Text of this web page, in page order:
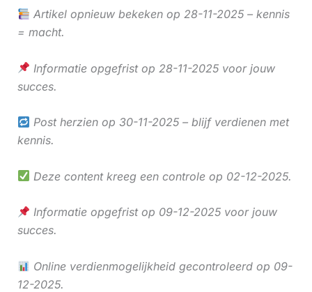
Artikel opnieuw bekeken op 28-11-2025 – kennis
= macht.
Informatie opgefrist op 28-11-2025 voor jouw
succes.
Post herzien op 30-11-2025 – blijf verdienen met
kennis.
Deze content kreeg een controle op 02-12-2025.
Informatie opgefrist op 09-12-2025 voor jouw
succes.
Online verdienmogelijkheid gecontroleerd op 09-
12-2025.